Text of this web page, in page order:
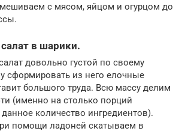
с мясом, яйцом и огурцом до
в шарики.
довольно густой по своему
сформировать из него елочные
большого труда. Всю массу делим
(именно на столько порций
данное количество ингредиентов).
помощи ладоней скатываем в